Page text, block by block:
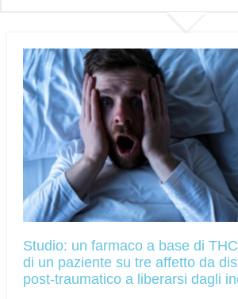
Studio: un farmaco a base di
di un paziente su tre affetto da
post-traumatico a liberarsi dagli